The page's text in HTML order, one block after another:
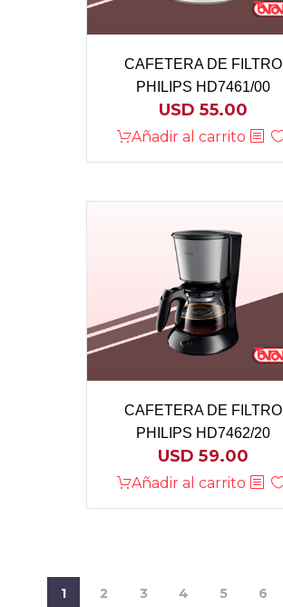
CAFETERA DE FILTRO
PHILIPS HD7461/00
USD55.00
Añadir al carrito
CAFETERA DE FILTRO
PHILIPS HD7462/20
USD59.00
Añadir al carrito
1 2 3 4 5 6